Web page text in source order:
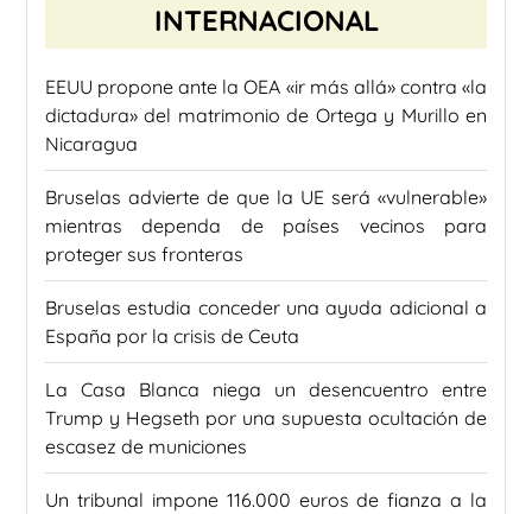
INTERNACIONAL
EEUU propone ante la OEA «ir más allá» contra «la
dictadura» del matrimonio de Ortega y Murillo en
Nicaragua
Bruselas advierte de que la UE será «vulnerable»
mientras dependa de países vecinos para
proteger sus fronteras
Bruselas estudia conceder una ayuda adicional a
España por la crisis de Ceuta
La Casa Blanca niega un desencuentro entre
Trump y Hegseth por una supuesta ocultación de
escasez de municiones
Un tribunal impone 116.000 euros de fianza a la